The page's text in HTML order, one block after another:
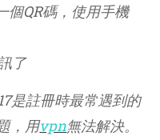
個QR碼，使用手機
了
是註冊時最常遇到的
，用vpn無法解決。